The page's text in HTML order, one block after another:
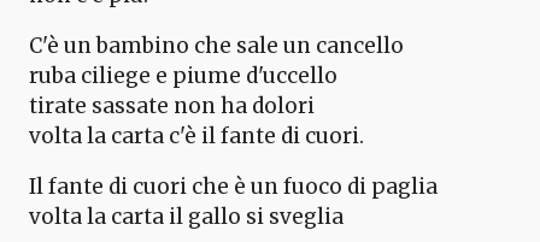
C'è un bambino che sale un cancello
ruba ciliege e piume d'uccello
tirate sassate non ha dolori
volta la carta c'è il fante di cuori.
Il fante di cuori che è un fuoco di paglia
volta la carta il gallo si sveglia